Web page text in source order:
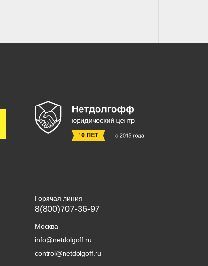
Горячая линия
8(800)707-36-97
Москва
info@netdolgoff.ru
control@netdolgoff.ru